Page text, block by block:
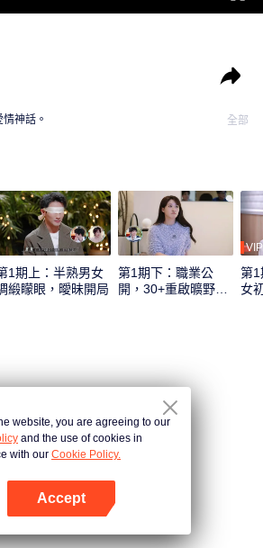
神話。 全部
1期上：半熟男女
緞矇眼，曖昧開局
第1期下：職業公
開，30+重啟曠野人
VIP
第1
女
心動的信號 第7季
website, you are agreeing to our
and the use of cookies in
with our Cookie Policy.
Accept